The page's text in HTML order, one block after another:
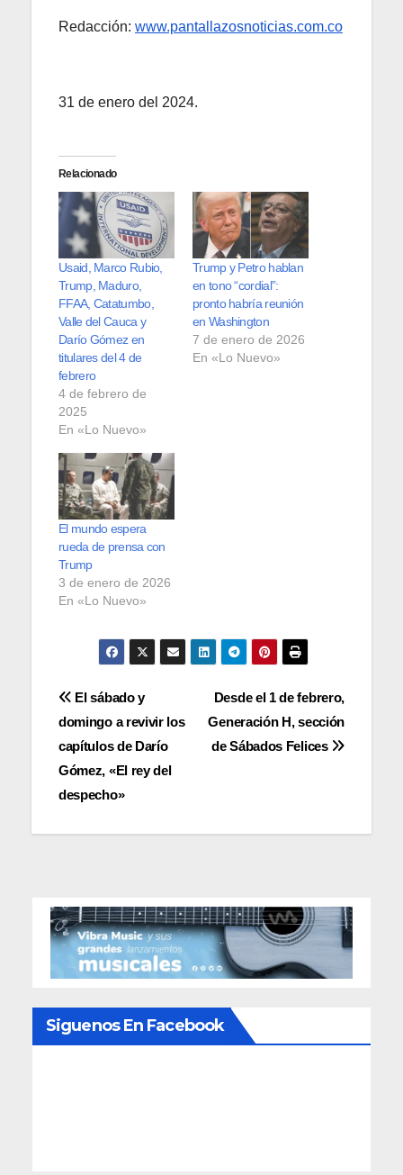
Redacción: www.pantallazosnoticias.com.co
31 de enero del 2024.
Relacionado
Usaid, Marco Rubio,
Trump, Maduro,
FFAA, Catatumbo,
Valle del Cauca y
Darío Gómez en
titulares del 4 de
febrero
4 de febrero de
2025
En «Lo Nuevo»
Trump y Petro hablan
en tono “cordial”:
pronto habría reunión
en Washington
7 de enero de 2026
En «Lo Nuevo»
El mundo espera
rueda de prensa con
Trump
3 de enero de 2026
En «Lo Nuevo»
Navegación
de
entradas
Desde el 1 de febrero,
Generación H, sección
de Sábados Felices
El sábado y
domingo a revivir los
capítulos de Darío
Gómez, «El rey del
despecho»
Siguenos En Facebook